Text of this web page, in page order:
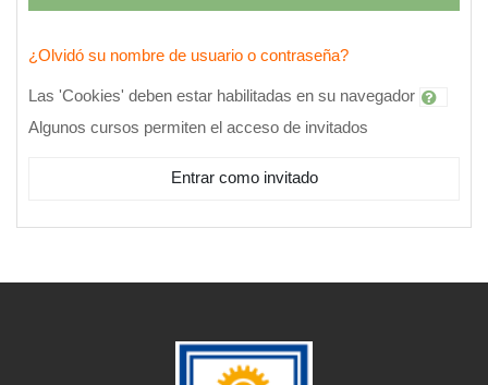
¿Olvidó su nombre de usuario o contraseña?
Las 'Cookies' deben estar habilitadas en su navegador
Algunos cursos permiten el acceso de invitados
Entrar como invitado